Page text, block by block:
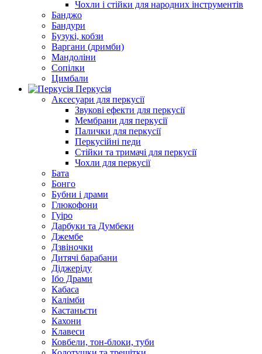
Чохли і стійки для народних інструментів
Банджо
Бандури
Бузукі, кобзи
Варгани (дримби)
Мандоліни
Сопілки
Цимбали
Перкусія
Аксесуари для перкусії
Звукові ефекти для перкусії
Мембрани для перкусії
Палички для перкусії
Перкусійні педи
Стійки та тримачі для перкусії
Чохли для перкусії
Бата
Бонго
Бубни і драми
Глюкофони
Гуіро
Дарбуки та Думбеки
Джембе
Дзвіночки
Дитячі барабани
Діджеріду
Ібо Драми
Кабаса
Калімби
Кастаньєти
Кахони
Клавеси
Ковбели, тон-блоки, туби